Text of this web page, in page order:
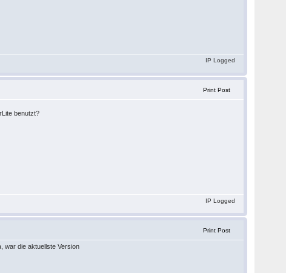
IP Logged
Print Post
benutzt?
IP Logged
Print Post
war die aktuellste Version